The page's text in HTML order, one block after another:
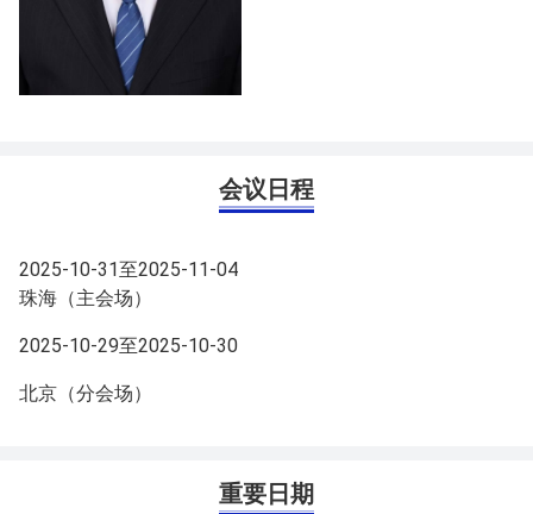
会议日程
2025-10-31至2025-11-04
珠海（主会场）
2025-10-29至2025-10-30
北京（分会场）
重要日期